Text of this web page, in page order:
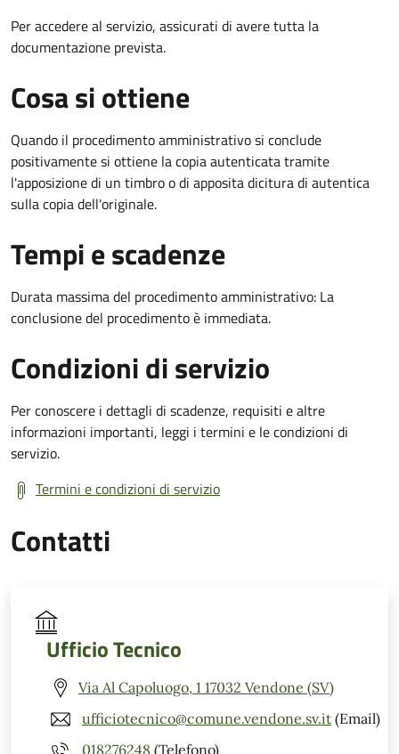
Per accedere al servizio, assicurati di avere tutta la
documentazione prevista.
Cosa si ottiene
Quando il procedimento amministrativo si conclude
positivamente si ottiene la copia autenticata tramite
l'apposizione di un timbro o di apposita dicitura di autentica
sulla copia dell'originale.
Tempi e scadenze
Durata massima del procedimento amministrativo: La
conclusione del procedimento è immediata.
Condizioni di servizio
Per conoscere i dettagli di scadenze, requisiti e altre
informazioni importanti, leggi i termini e le condizioni di
servizio.
Termini e condizioni di servizio
Contatti
Ufficio Tecnico
Via Al Capoluogo, 1 17032 Vendone (SV)
ufficiotecnico@comune.vendone.sv.it (Email)
018276248 (Telefono)